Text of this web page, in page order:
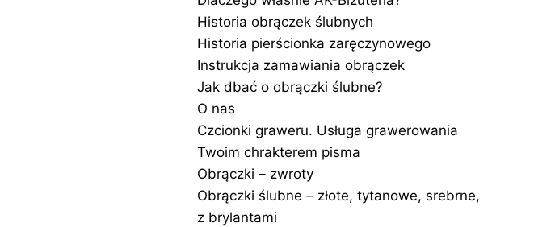
Historia obrączek ślubnych
Historia pierścionka zaręczynowego
Instrukcja zamawiania obrączek
Jak dbać o obrączki ślubne?
O nas
Czcionki graweru. Usługa grawerowania
Twoim chrakterem pisma
Obrączki – zwroty
Obrączki ślubne – złote, tytanowe, srebrne,
z brylantami